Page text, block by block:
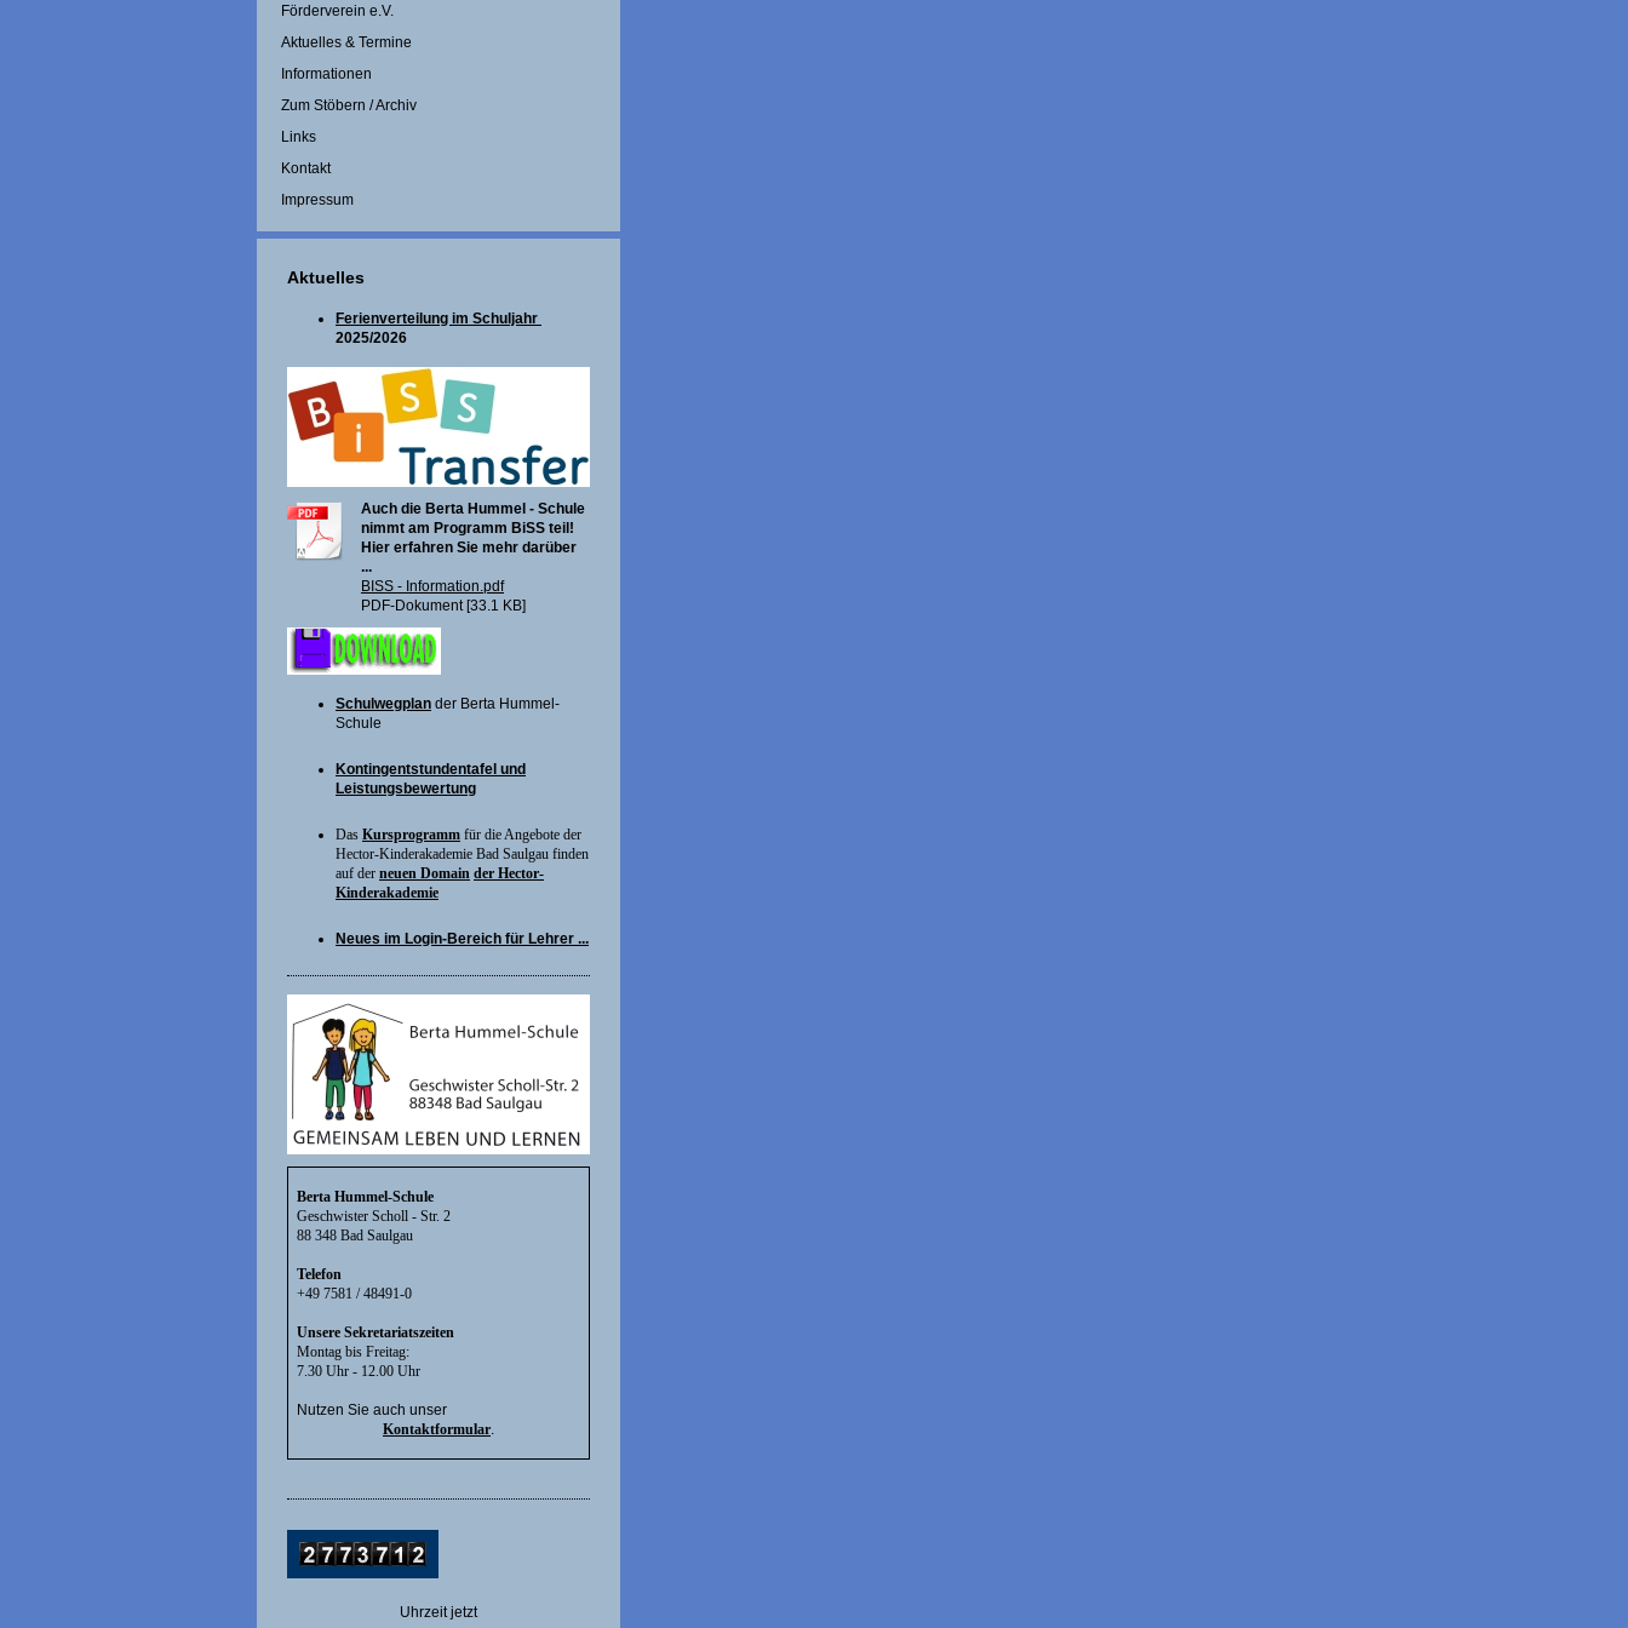
Förderverein e.V.
Aktuelles & Termine
Informationen
Zum Stöbern / Archiv
Links
Kontakt
Impressum
Aktuelles
Ferienverteilung im Schuljahr
2025/2026
Auch die Berta Hummel - Schule
nimmt am Programm BiSS teil!
Hier erfahren Sie mehr darüber
...
BISS - Information.pdf
PDF-Dokument [33.1 KB]
Schulwegplan der Berta Hummel-
Schule
Kontingentstundentafel und
Leistungsbewertung
Das Kursprogramm für die Angebote der
Hector-Kinderakademie Bad Saulgau finden
auf der neuen Domain der Hector-
Kinderakademie
Neues im Login-Bereich für Lehrer ...
Berta Hummel-Schule
Geschwister Scholl - Str. 2
88 348 Bad Saulgau
Telefon
+49 7581 / 48491-0
Unsere Sekretariatszeiten
Montag bis Freitag:
7.30 Uhr - 12.00 Uhr
Nutzen Sie auch unser
Kontaktformular.
Uhrzeit jetzt